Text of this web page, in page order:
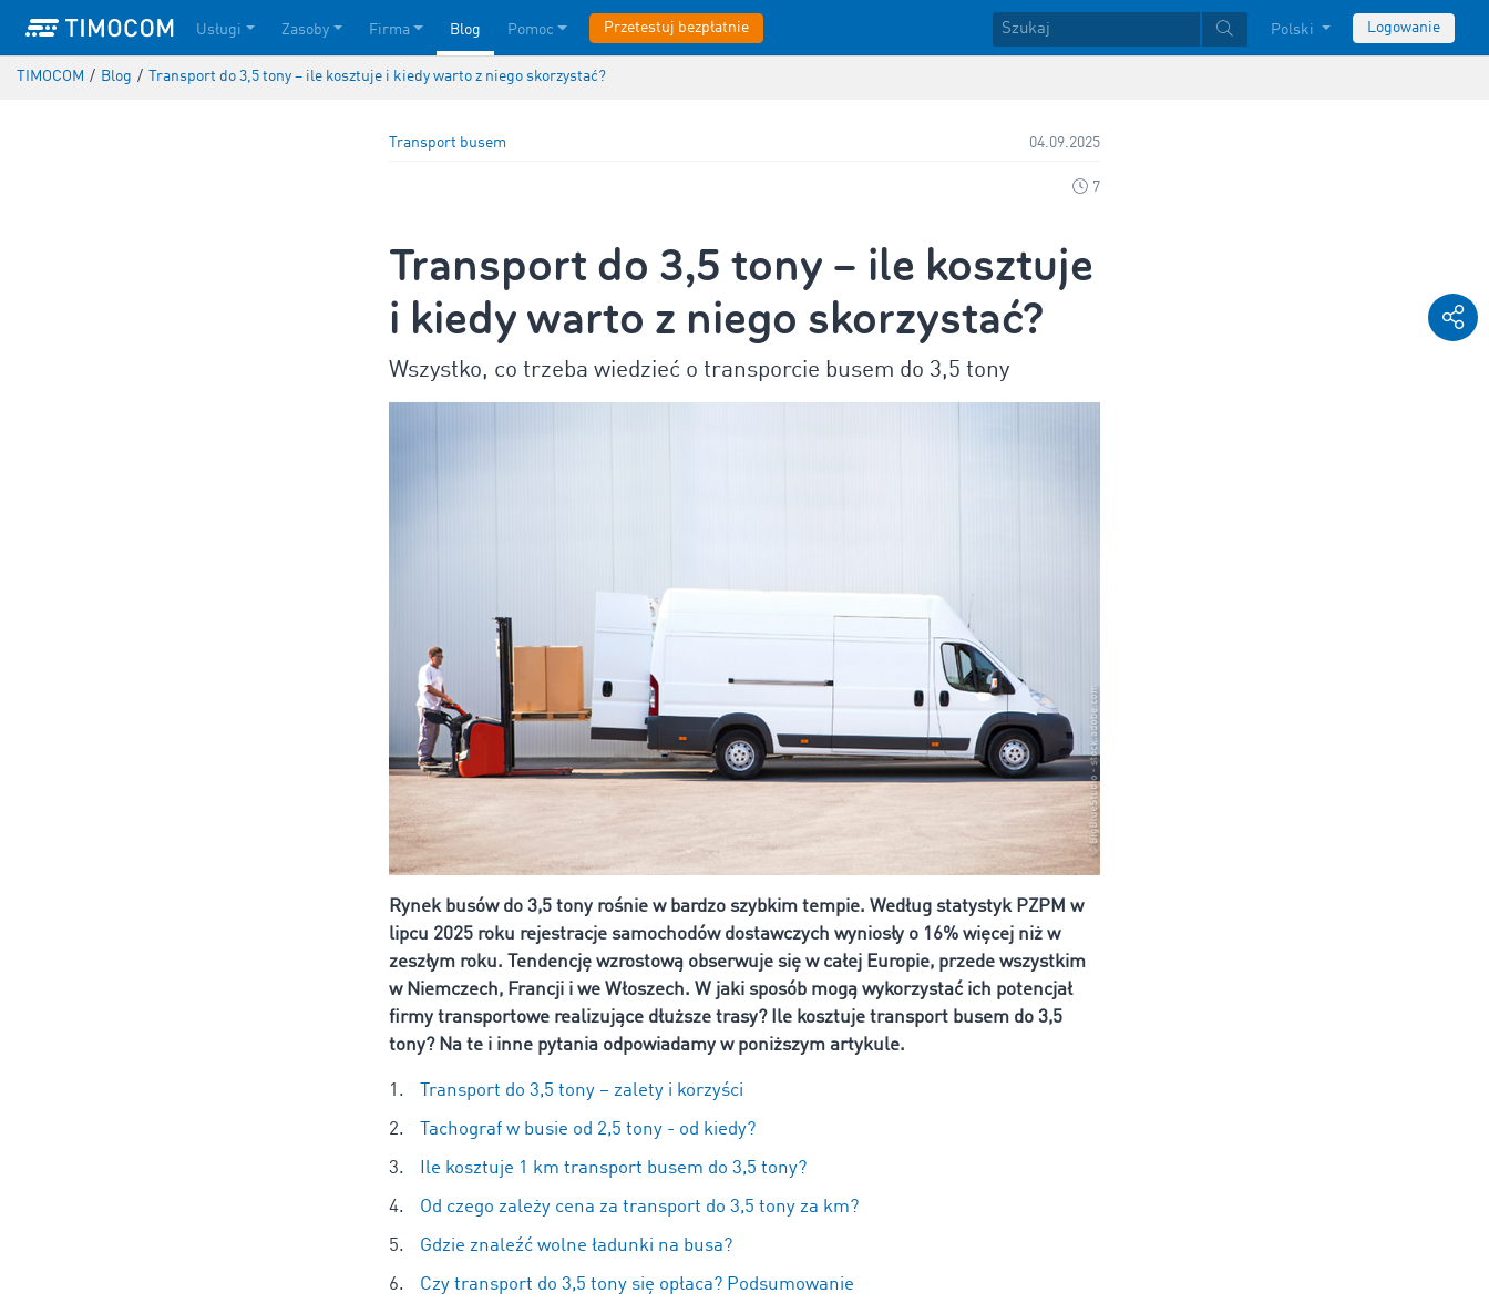
Usługi Zasoby Firma Blog Pomoc Przetestuj bezpłatnie Polski Logowanie
TIMOCOM / Blog / Transport do 3,5 tony – ile kosztuje i kiedy warto z niego skorzystać?
Transport busem 04.09.2025
7
Transport do 3,5 tony – ile kosztuje
i kiedy warto z niego skorzystać?
Wszystko, co trzeba wiedzieć o transporcie busem do 3,5 tony
Rynek busów do 3,5 tony rośnie w bardzo szybkim tempie. Według statystyk PZPM w
lipcu 2025 roku rejestracje samochodów dostawczych wyniosły o 16% więcej niż w
zeszłym roku. Tendencję wzrostową obserwuje się w całej Europie, przede wszystkim
w Niemczech, Francji i we Włoszech. W jaki sposób mogą wykorzystać ich potencjał
firmy transportowe realizujące dłuższe trasy? Ile kosztuje transport busem do 3,5
tony? Na te i inne pytania odpowiadamy w poniższym artykule.
Transport do 3,5 tony – zalety i korzyści
Tachograf w busie od 2,5 tony - od kiedy?
Ile kosztuje 1 km transport busem do 3,5 tony?
Od czego zależy cena za transport do 3,5 tony za km?
Gdzie znaleźć wolne ładunki na busa?
Czy transport do 3,5 tony się opłaca? Podsumowanie